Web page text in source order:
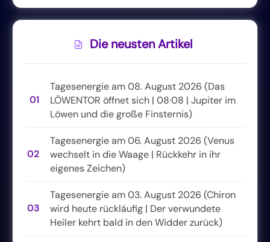
Die neusten Artikel
01
Tagesenergie am 08. August 2026 (Das
LÖWENTOR öffnet sich | 08·08 | Jupiter im
Löwen und die große Finsternis)
02
Tagesenergie am 06. August 2026 (Venus
wechselt in die Waage | Rückkehr in ihr
eigenes Zeichen)
03
Tagesenergie am 03. August 2026 (Chiron
wird heute rückläufig | Der verwundete
Heiler kehrt bald in den Widder zurück)